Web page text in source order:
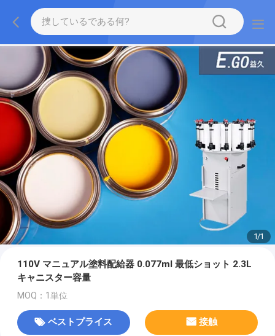
1/1
110V マニュアル塗料配給器 0.077ml 最低ショット 2.3L
キャニスター容量
MOQ：1単位
ベストプライス 接触